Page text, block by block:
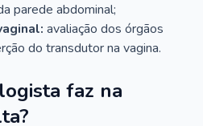
parede abdominal;
avaliação dos órgãos
do transdutor na vagina.
faz na